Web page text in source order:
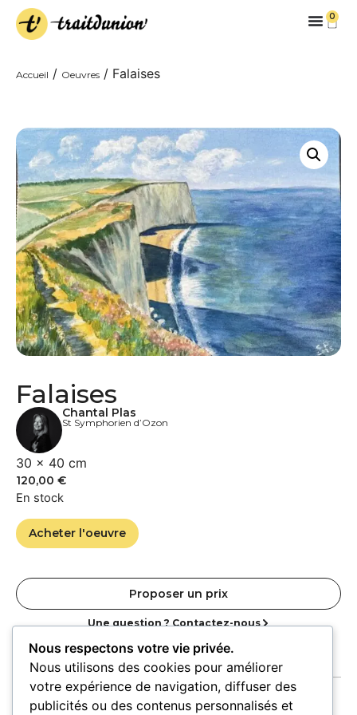
0
Accueil / Oeuvres / Falaises
Falaises
Chantal Plas
St Symphorien d’Ozon
30 × 40 cm
120,00 €
En stock
Acheter l'oeuvre
Proposer un prix
Une question ? Contactez-nous
Nous respectons votre vie privée.
Nous utilisons des cookies pour améliorer
votre expérience de navigation, diffuser des
publicités ou des contenus personnalisés et